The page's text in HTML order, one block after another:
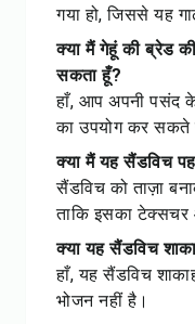
गया हो, जिससे यह
क्या मैं गेहूं की ब्रेड
सकता हूँ?
हाँ, आप अपनी पसंद
का उपयोग कर सकते
क्या मैं यह सैंडविच
सैंडविच को ताज़ा
ताकि इसका टेक्सचर
क्या यह सैंडविच
हाँ, यह सैंडविच
भोजन नहीं है।